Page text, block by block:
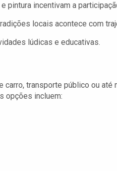
pintura incentivam a
locais acontece com
lúdicas e educativas.
transporte público ou até
opções incluem: